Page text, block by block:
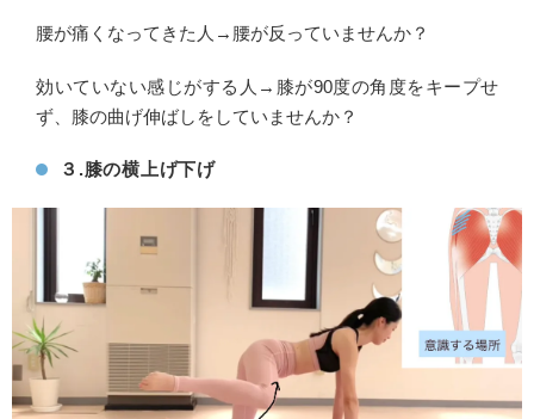
腰が痛くなってきた人→腰が反っていませんか？
効いていない感じがする人→膝が90度の角度をキープせ
ず、膝の曲げ伸ばしをしていませんか？
３.膝の横上げ下げ